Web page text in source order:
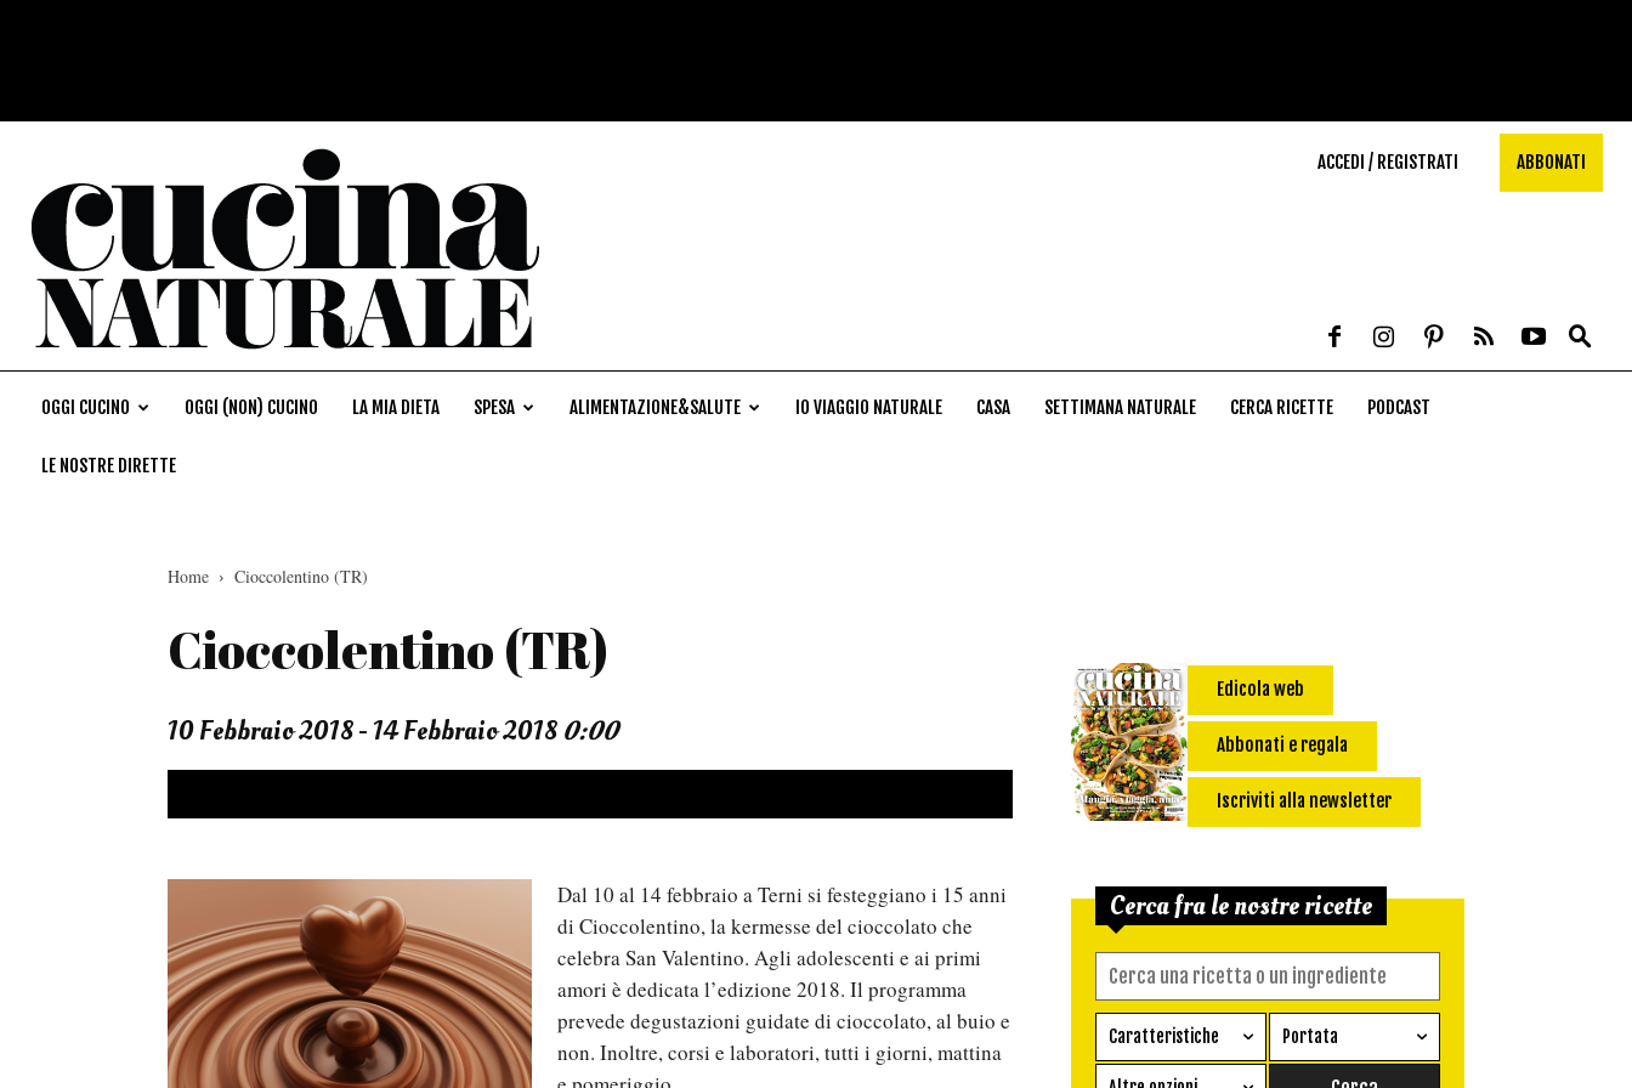
ACCEDI / REGISTRATI ABBONATI
OGGI CUCINO OGGI (NON) CUCINO LA MIA DIETA SPESA ALIMENTAZIONE&SALUTE IO VIAGGIO NATURALE CASA SETTIMANA NATURALE CERCA RICETTE PODCAST
LE NOSTRE DIRETTE
Home Cioccolentino (TR)
Cioccolentino (TR)
10 Febbraio 2018 - 14 Febbraio 2018 0:00
Dal 10 al 14 febbraio a Terni si festeggiano i 15 anni
di Cioccolentino, la kermesse del cioccolato che
celebra San Valentino. Agli adolescenti e ai primi
amori è dedicata l’edizione 2018. Il programma
prevede degustazioni guidate di cioccolato, al buio e
non. Inoltre, corsi e laboratori, tutti i giorni, mattina
Edicola web
Abbonati e regala
Iscriviti alla newsletter
Cerca fra le nostre ricette
Caratteristiche
Ricetta vegetariana
Portata
Antipasto